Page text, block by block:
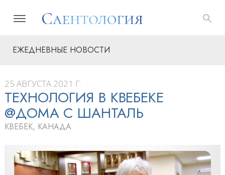
ЕЖЕДНЕВНЫЕ НОВОСТИ
25 АВГУСТА 2021 Г.
ТЕХНОЛОГИЯ В КВЕБЕКЕ
@ДОМА С ШАНТАЛЬ
КВЕБЕК, КАНАДА